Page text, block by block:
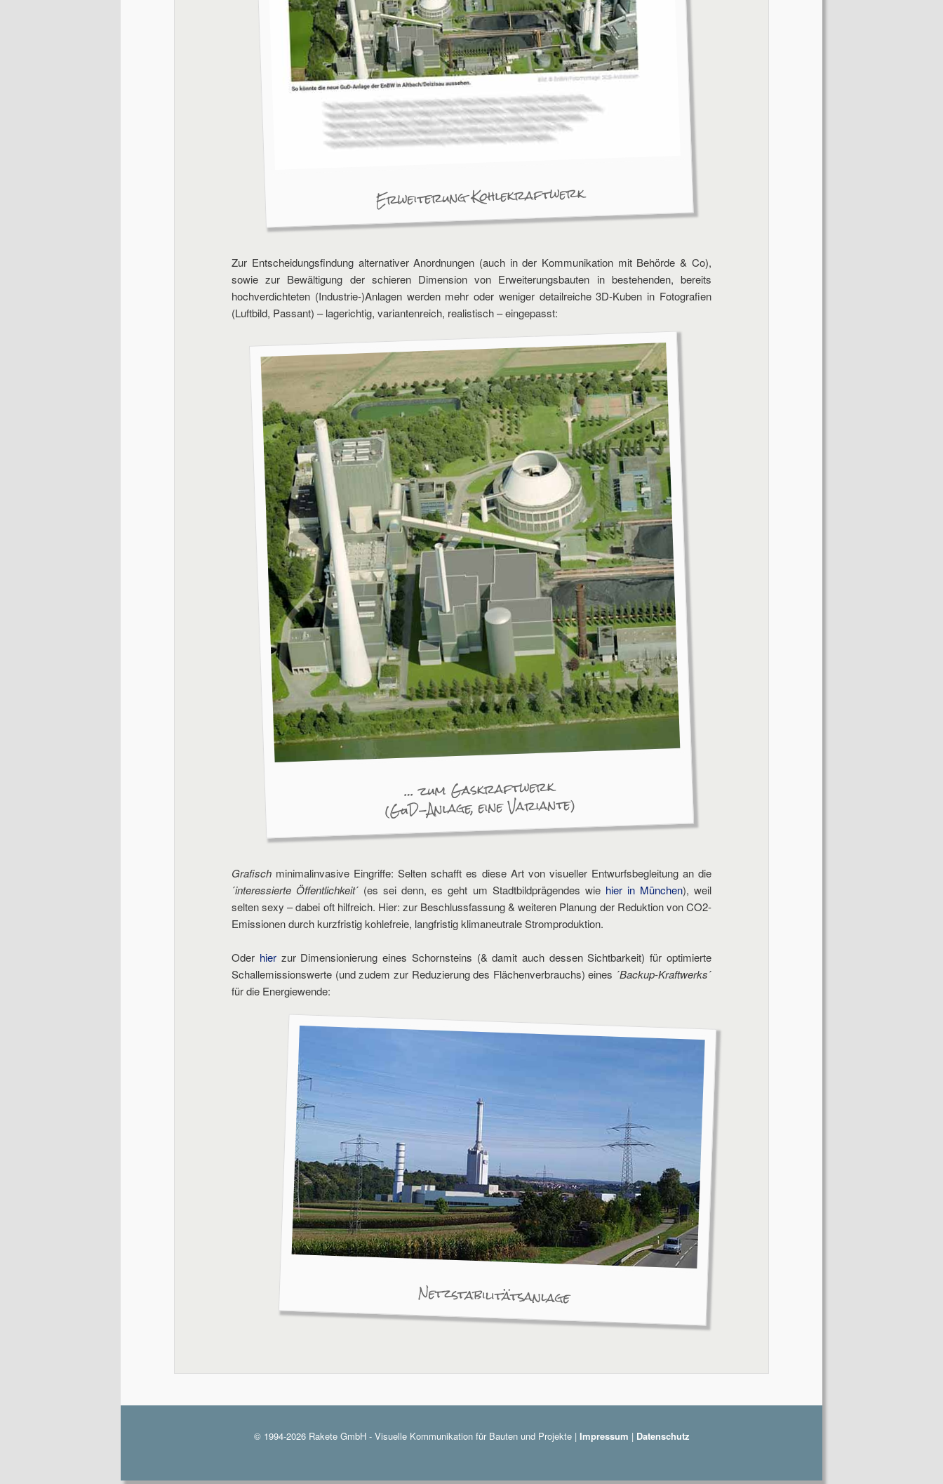
Erweiterung Kohlekraftwerk
Zur Entscheidungsfindung alternativer Anordnungen (auch in der Kommunikation mit Behörde & Co),
sowie zur Bewältigung der schieren Dimension von Erweiterungsbauten in bestehenden, bereits
hochverdichteten (Industrie-)Anlagen werden mehr oder weniger detailreiche 3D-Kuben in Fotografien
(Luftbild, Passant) – lagerichtig, variantenreich, realistisch – eingepasst:
… zum Gaskraftwerk
(GuD-Anlage, eine Variante)
Grafisch minimalinvasive Eingriffe: Selten schafft es diese Art von visueller Entwurfsbegleitung an die
´interessierte Öffentlichkeit´ (es sei denn, es geht um Stadtbildprägendes wie hier in München), weil
selten sexy – dabei oft hilfreich. Hier: zur Beschlussfassung & weiteren Planung der Reduktion von CO2-
Emissionen durch kurzfristig kohlefreie, langfristig klimaneutrale Stromproduktion.
Oder hierzur Dimensionierung eines Schornsteins (& damit auch dessen Sichtbarkeit) für optimierte
Schallemissionswerte (und zudem zur Reduzierung des Flächenverbrauchs) eines ´Backup-Kraftwerks´
für die Energiewende:
Netzstabilitätsanlage
© 1994-2026 Rakete GmbH - Visuelle Kommunikation für Bauten und Projekte | Impressum | Datenschutz